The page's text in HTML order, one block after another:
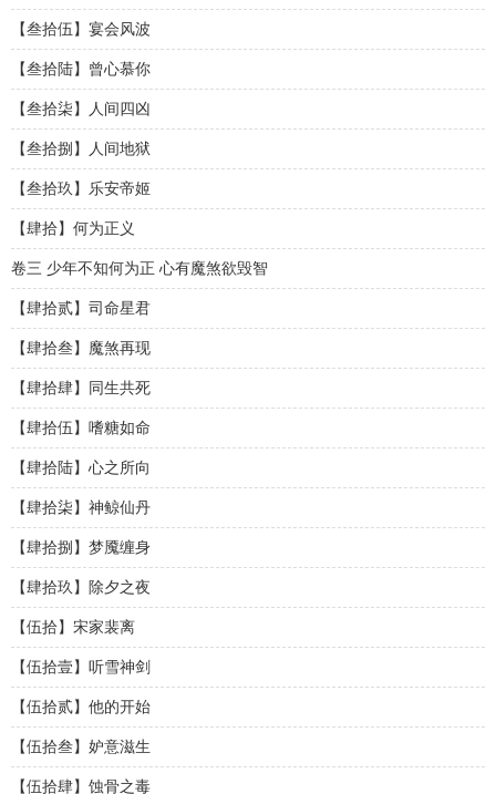
【叁拾伍】宴会风波
【叁拾陆】曾心慕你
【叁拾柒】人间四凶
【叁拾捌】人间地狱
【叁拾玖】乐安帝姬
【肆拾】何为正义
卷三 少年不知何为正 心有魔煞欲毁智
【肆拾贰】司命星君
【肆拾叁】魔煞再现
【肆拾肆】同生共死
【肆拾伍】嗜糖如命
【肆拾陆】心之所向
【肆拾柒】神鲸仙丹
【肆拾捌】梦魇缠身
【肆拾玖】除夕之夜
【伍拾】宋家裴离
【伍拾壹】听雪神剑
【伍拾贰】他的开始
【伍拾叁】妒意滋生
【伍拾肆】蚀骨之毒